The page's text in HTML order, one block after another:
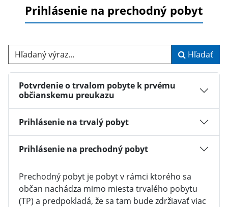
Prihlásenie na prechodný pobyt
Hľadaný výraz... Hľadať
Potvrdenie o trvalom pobyte k prvému
občianskemu preukazu
Prihlásenie na trvalý pobyt
Prihlásenie na prechodný pobyt
Prechodný pobyt je pobyt v rámci ktorého sa
občan nachádza mimo miesta trvalého pobytu
(TP) a predpokladá, že sa tam bude zdržiavať viac